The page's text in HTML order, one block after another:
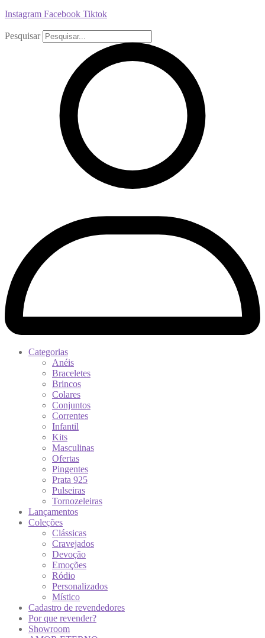
Instagram Facebook Tiktok
Pesquisar
Categorias
Anéis
Braceletes
Brincos
Colares
Conjuntos
Correntes
Infantil
Kits
Masculinas
Ofertas
Pingentes
Prata 925
Pulseiras
Tornozeleiras
Lançamentos
Coleções
Clássicas
Cravejados
Devoção
Emoções
Ródio
Personalizados
Místico
Cadastro de revendedores
Por que revender?
Showroom